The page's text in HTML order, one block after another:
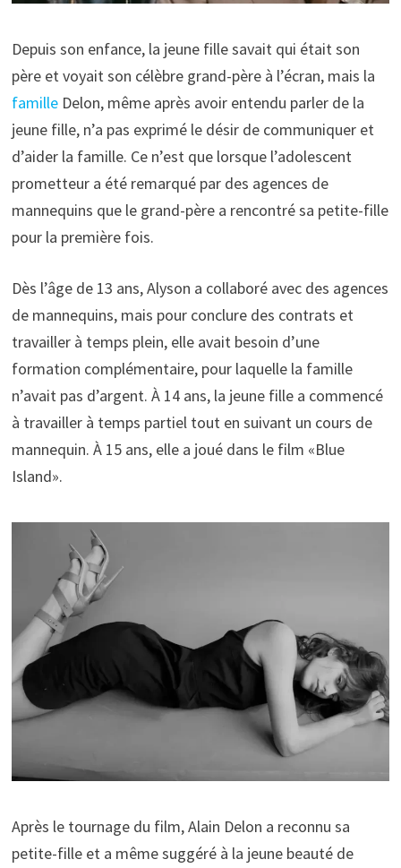
Depuis son enfance, la jeune fille savait qui était son
père et voyait son célèbre grand-père à l’écran, mais la
familleDelon, même après avoir entendu parler de la
jeune fille, n’a pas exprimé le désir de communiquer et
d’aider la famille. Ce n’est que lorsque l’adolescent
prometteur a été remarqué par des agences de
mannequins que le grand-père a rencontré sa petite-fille
pour la première fois.
Dès l’âge de 13 ans, Alyson a collaboré avec des agences
de mannequins, mais pour conclure des contrats et
travailler à temps plein, elle avait besoin d’une
formation complémentaire, pour laquelle la famille
n’avait pas d’argent. À 14 ans, la jeune fille a commencé
à travailler à temps partiel tout en suivant un cours de
mannequin. À 15 ans, elle a joué dans le film «Blue
Island».
Après le tournage du film, Alain Delon a reconnu sa
petite-fille et a même suggéré à la jeune beauté de